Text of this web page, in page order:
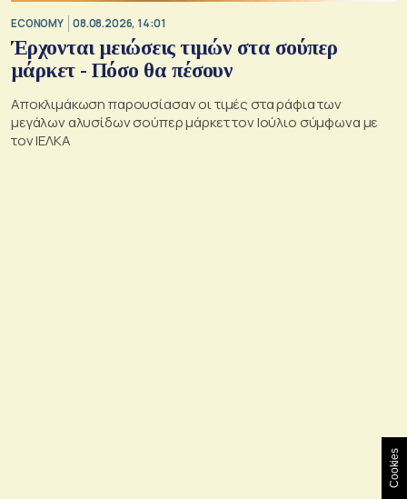
ECONOMY 08.08.2026, 14:01
Έρχονται μειώσεις τιμών στα σούπερ
μάρκετ - Πόσο θα πέσουν
Αποκλιμάκωση παρουσίασαν οι τιμές στα ράφια των
μεγάλων αλυσίδων σούπερ μάρκετ τον Ιούλιο σύμφωνα με
τον ΙΕΛΚΑ
Cookies